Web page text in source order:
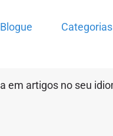
Blogue Categorias